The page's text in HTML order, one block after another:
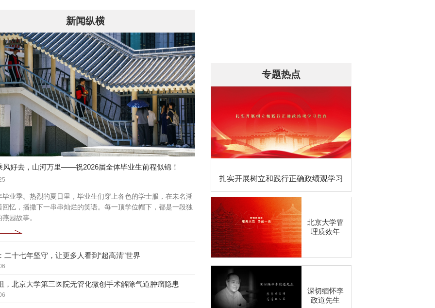
新闻纵横
风好去，山河万里——祝2026届全体毕业生前程似锦！
毕业季。热烈的夏日里，毕业生们穿上各色的学士服，在未名湖
回忆，播撒下一串串灿烂的笑语。每一顶学位帽下，都是一段独
园故事。
二十七年坚守，让更多人看到“超高清”世界
，北京大学第三医院无管化微创手术解除气道肿瘤隐患
专题热点
扎实开展树立和践行正确政绩观学习
北京大学管
理质效年
深切缅怀李
政道先生